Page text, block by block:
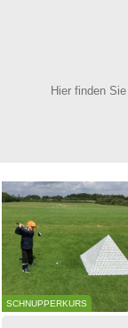
Hier finden
SCHNUPPERKURS